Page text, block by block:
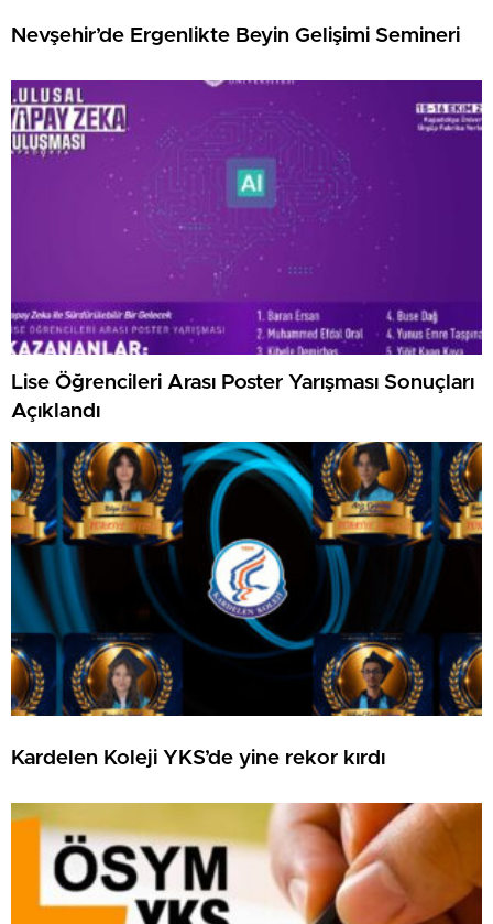
Nevşehir’de Ergenlikte Beyin Gelişimi Semineri
Lise Öğrencileri Arası Poster Yarışması Sonuçları
Açıklandı
Kardelen Koleji YKS’de yine rekor kırdı